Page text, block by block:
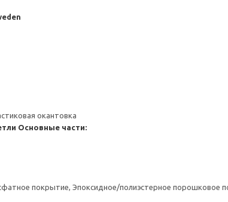
окантовка
Основные части:
покрытие, Эпоксидное/полиэстерное порошковое